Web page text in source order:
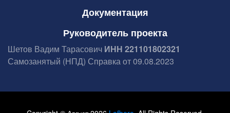
Документация
Руководитель проекта
Шетов Вадим Тарасович ИНН 221101802321
Самозанятый (НПД) Справка от 09.08.2023